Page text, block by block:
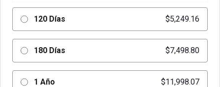
120 Días $5,249.16
180 Días $7,498.80
1 Año $11,998.07